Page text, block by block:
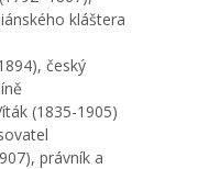
kláštera
český
(1835-1905)
právník a